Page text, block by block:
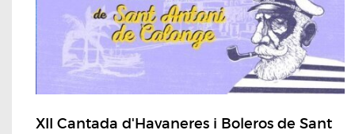
XII Cantada d'Havaneres i Boleros de Sant